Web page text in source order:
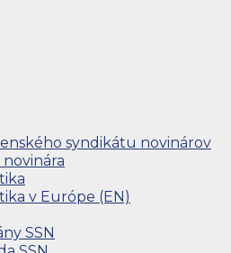
syndikátu novinárov
v Európe (EN)
SSN